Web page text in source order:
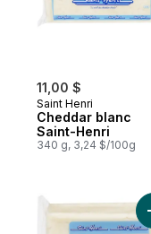
11,00 $
Saint Henri
Cheddar blanc
Saint-Henri
340 g, 3,24 $/100g